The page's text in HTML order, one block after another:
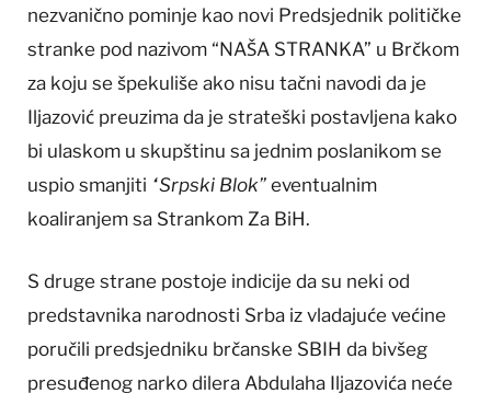
nezvanično pominje kao novi Predsjednik političke
stranke pod nazivom “NAŠA STRANKA” u Brčkom
za koju se špekuliše ako nisu tačni navodi da je
Iljazović preuzima da je strateški postavljena kako
bi ulaskom u skupštinu sa jednim poslanikom se
uspio smanjiti “Srpski Blok” eventualnim
koaliranjem sa Strankom Za BiH.
S druge strane postoje indicije da su neki od
predstavnika narodnosti Srba iz vladajuće većine
poručili predsjedniku brčanske SBIH da bivšeg
presuđenog narko dilera Abdulaha Iljazovića neće